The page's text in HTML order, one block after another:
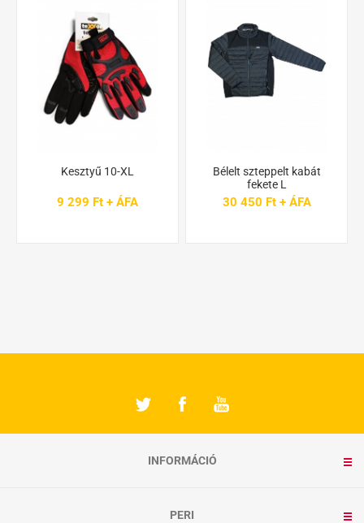
Kesztyű 10-XL
9 299 Ft + ÁFA
Bélelt szteppelt kabát
fekete L
30 450 Ft + ÁFA
INFORMÁCIÓ
PERI